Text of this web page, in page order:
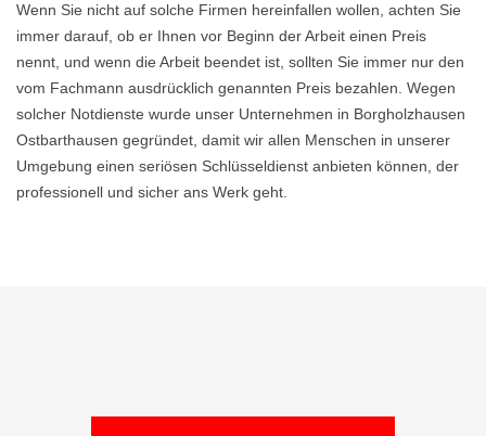
Wenn Sie nicht auf solche Firmen hereinfallen wollen, achten Sie
immer darauf, ob er Ihnen vor Beginn der Arbeit einen Preis
nennt, und wenn die Arbeit beendet ist, sollten Sie immer nur den
vom Fachmann ausdrücklich genannten Preis bezahlen. Wegen
solcher Notdienste wurde unser Unternehmen in Borgholzhausen
Ostbarthausen gegründet, damit wir allen Menschen in unserer
Umgebung einen seriösen Schlüsseldienst anbieten können, der
professionell und sicher ans Werk geht.